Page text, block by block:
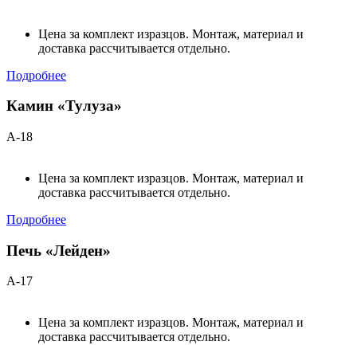
Цена за комплект изразцов. Монтаж, материал и
доставка рассчитывается отдельно.
Подробнее
Камин «Тулуза»
А-18
Цена за комплект изразцов. Монтаж, материал и
доставка рассчитывается отдельно.
Подробнее
Печь «Лейден»
А-17
Цена за комплект изразцов. Монтаж, материал и
доставка рассчитывается отдельно.